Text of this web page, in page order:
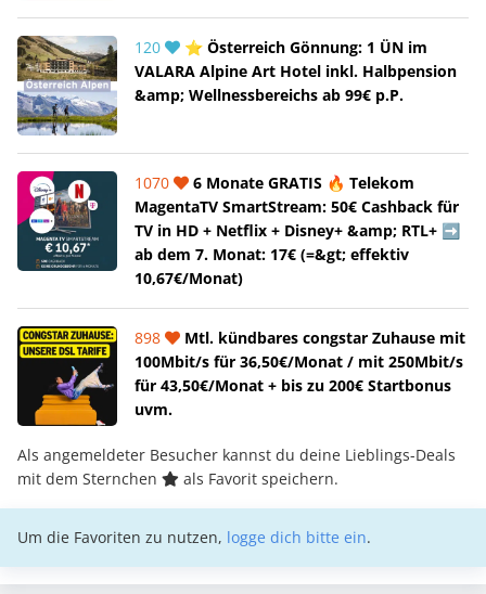
120
⭐ Österreich Gönnung: 1 ÜN im
VALARA Alpine Art Hotel inkl. Halbpension
&amp; Wellnessbereichs ab 99€ p.P.
1070
6 Monate GRATIS 🔥 Telekom
MagentaTV SmartStream: 50€ Cashback für
TV in HD + Netflix + Disney+ &amp; RTL+ ➡️
ab dem 7. Monat: 17€ (=&gt; effektiv
10,67€/Monat)
898
Mtl. kündbares congstar Zuhause mit
100Mbit/s für 36,50€/Monat / mit 250Mbit/s
für 43,50€/Monat + bis zu 200€ Startbonus
uvm.
Als angemeldeter Besucher kannst du deine Lieblings-Deals
mit dem Sternchen
als Favorit speichern.
Um die Favoriten zu nutzen, logge dich bitte ein.